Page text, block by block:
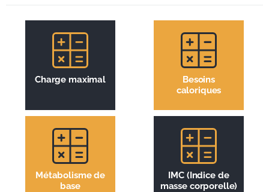
Charge maximal
Besoins
caloriques
Métabolisme de
base
IMC (Indice de
masse corporelle)